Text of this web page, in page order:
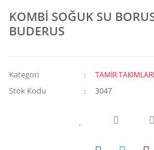
KOMBİ SOĞUK SU
BUDERUS
Kategori TAMİR TAKIMLARI
Stok Kodu 3047